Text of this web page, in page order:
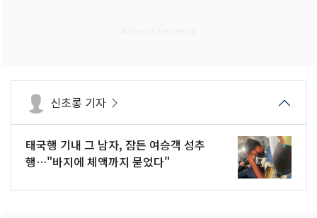
신초롱 기자
태국행 기내 그 남자, 잠든 여승객 성추
행…"바지에 체액까지 묻었다"